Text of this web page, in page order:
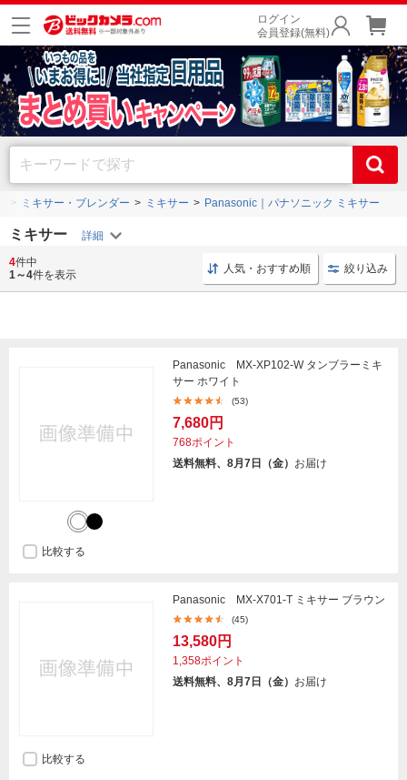
ログイン
会員登録(無料)
ミキサー・ブレンダー ミキサー Panasonic｜パナソニック ミキサー
ミキサー
ミキサー 小型 スムージー 調理 ミキサー カッター
4件中
1～4件を表示 人気・おすすめ順 絞り込み
Panasonic MX-XP102-W タンブラーミキ
サー ホワイト
(53)
7,680円
768ポイント
送料無料、8月7日（金） お届け
比較する
Panasonic MX-X701-T ミキサー ブラウン
(45)
13,580円
1,358ポイント
送料無料、8月7日（金） お届け
比較する